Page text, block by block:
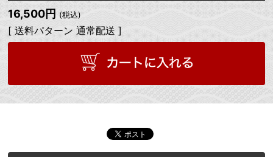
16,500円 (税込)
[ 送料パターン 通常配送 ]